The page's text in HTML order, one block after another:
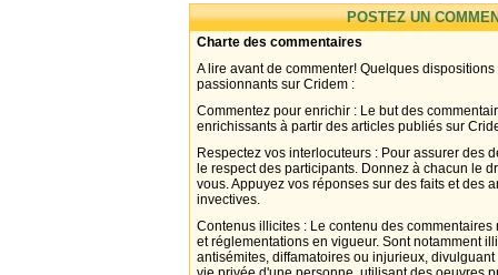
POSTEZ UN
Charte des commentaires
A lire avant de commenter! Quelques
passionnants sur Cridem :
Commentez pour enrichir : Le but des
enrichissants à partir des articles publiés sur
Respectez vos interlocuteurs : Pour assurer des
le respect des participants. Donnez à chacun le
vous. Appuyez vos réponses sur des faits et des
invectives.
Contenus illicites : Le contenu des
et réglementations en vigueur. Sont notamment
antisémites, diffamatoires ou injurieux,